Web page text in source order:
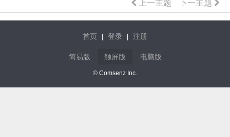
下一主题
上一主题
首页 登录 注册
简易版 触屏版 电脑版
© Comsenz Inc.